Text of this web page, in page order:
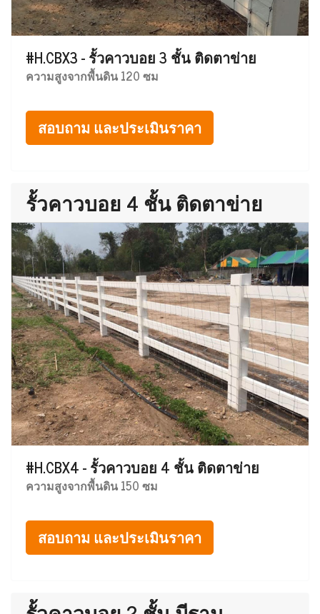
#H.CBX3 - รั้วคาวบอย 3 ชั้น ติดตาข่าย
ความสูงจากพื้นดิน 120 ซม
สอบถาม และประเมินราคา
รั้วคาวบอย 4 ชั้น ติดตาข่าย
#H.CBX4 - รั้วคาวบอย 4 ชั้น ติดตาข่าย
ความสูงจากพื้นดิน 150 ซม
สอบถาม และประเมินราคา